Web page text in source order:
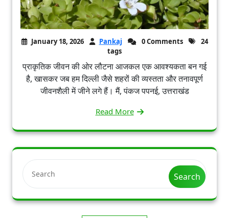
January 18, 2026 Pankaj 0 Comments
24
tags
प्राकृतिक जीवन की ओर लौटना आजकल एक आवश्यकता बन गई
है, खासकर जब हम दिल्ली जैसे शहरों की व्यस्तता और तनावपूर्ण
जीवनशैली में जीने लगे हैं। मैं, पंकज पपनई, उत्तराखंड
Read More
Search